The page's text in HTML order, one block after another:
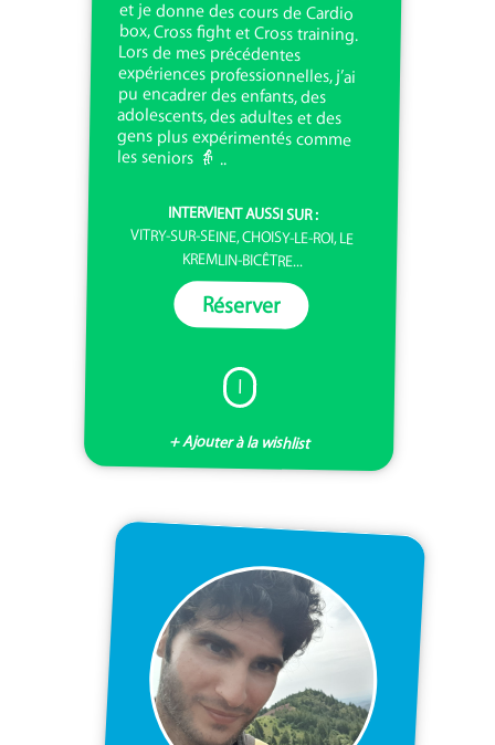
les seniors 👵 ..
INTERVIENT AUSSI SUR :
VITRY-SUR-SEINE, CHOISY-LE-ROI, LE
KREMLIN-BICÊTRE...
Réserver
I
+ Ajouter à la wishlist